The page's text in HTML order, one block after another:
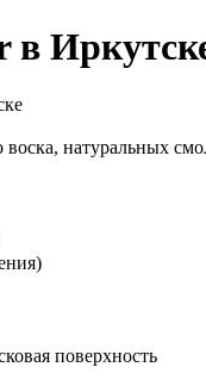
в
натуральных
поверхность